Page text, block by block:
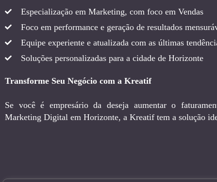
Especialização em Marketing, com foco em Vendas
Foco em performance e geração de resultados
Equipe experiente e atualizada com as últimas
Soluções personalizadas para a cidade de Horizonte
Transforme Seu Negócio com a Kreatif
Se você é empresário da deseja aumentar o
Marketing Digital em Horizonte, a Kreatif tem a solução